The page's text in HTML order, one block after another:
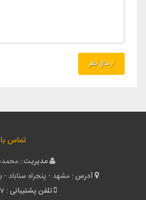
تماس
مدیریت :
آدرس : مشهد - پنجراه سناباد -
تلفن پشتیبانی :